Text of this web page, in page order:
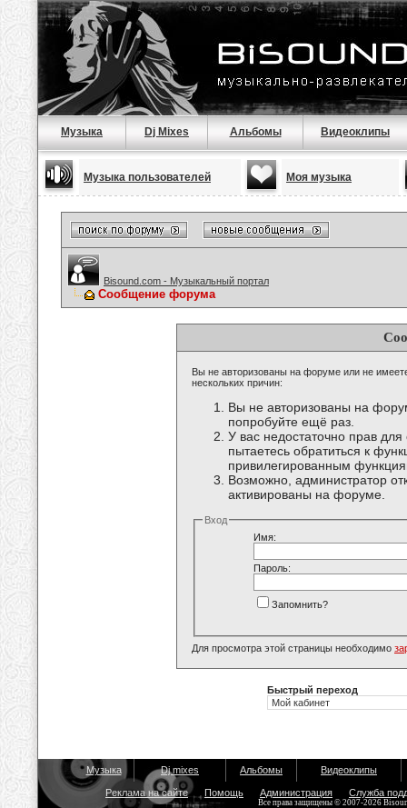
Музыка Dj Mixes Альбомы Видеоклипы
Музыка пользователей Моя музыка
Bisound.com - Музыкальный портал
Сообщение форума
Вы не авторизованы на форуме или не
нескольких причин:
Вы не авторизованы на
попробуйте ещё раз.
У вас недостаточно прав
пытаетесь обратиться к
привилегированным
Возможно, администратор
активированы на форуме.
Вход
Имя:
Пароль:
Запомнить?
Для просмотра этой страницы необходимо
Быстрый переход
Музыка Dj mixes Альбомы Видеоклипы
Реклама на сайте Помощь Администрация Служба
Все права защищены © 2007-2026